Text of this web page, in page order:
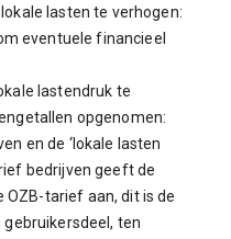
lasten te verhogen:
eventuele financieel
lastendruk te
opgenomen:
en de ‘lokale lasten
bedrijven geeft de
OZB-tarief aan, dit is de
ten